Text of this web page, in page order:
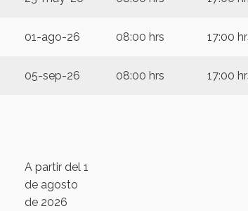
01-ago-26 08:00 hrs 17:00
05-sep-26 08:00 hrs 17:00
A partir del 1
de agosto
de 2026